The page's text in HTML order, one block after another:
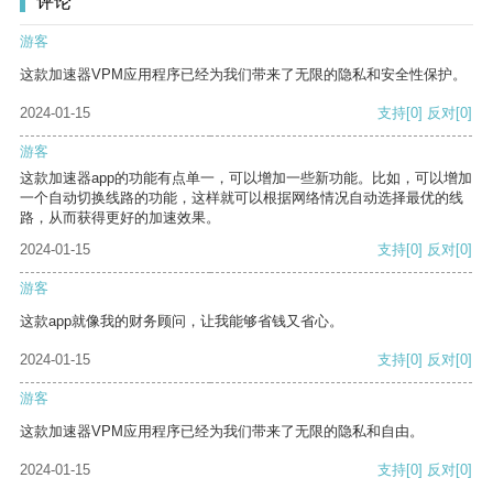
游客
这款加速器VPM应用程序已经为我们带来了无限的隐私和安全性保护。
2024-01-15 支持[0] 反对[0]
游客
这款加速器app的功能有点单一，可以增加一些新功能。比如，可以增加
一个自动切换线路的功能，这样就可以根据网络情况自动选择最优的线
路，从而获得更好的加速效果。
2024-01-15
支持[0] 反对[0]
游客
这款app就像我的财务顾问，让我能够省钱又省心。
2024-01-15 支持[0] 反对[0]
游客
这款加速器VPM应用程序已经为我们带来了无限的隐私和自由。
2024-01-15 支持[0] 反对[0]